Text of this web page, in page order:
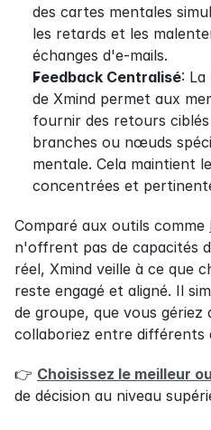
des cartes mentales
les retards et les
échanges d'e-mails.
Feedback Centralisé:
de Xmind permet aux
fournir des retours
branches ou nœuds
mentale. Cela maintient
concentrées et
Comparé aux outils comme
n'offrent pas de capacités
réel, Xmind veille à ce que
reste engagé et aligné. Il
de groupe, que vous gériez
collaboriez entre différents
👉 Choisissez le meilleur
de décision au niveau